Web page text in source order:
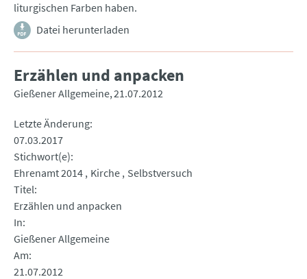
liturgischen Farben haben.
Datei herunterladen
Erzählen und anpacken
Gießener Allgemeine 21.07.2012
Letzte Änderung
07.03.2017
Stichwort(e)
Ehrenamt 2014 Kirche Selbstversuch
Titel
Erzählen und anpacken
In
Gießener Allgemeine
Am
21.07.2012